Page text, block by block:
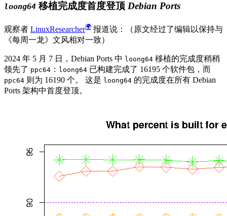
loong64 移植完成度首度登顶 Debian Ports
观察者 LinuxResearcher
报道说：（原文经过了编辑以保持与
《每周一龙》文风相对一致）
2024 年 5 月 7 日，Debian Ports 中 loong64 移植的完成度稍稍
领先了 ppc64 ： loong64 已构建完成了 16195 个软件包，而
ppc64 则为 16190 个。 这是 loong64 的完成度在所有 Debian
Ports 架构中首度登顶。